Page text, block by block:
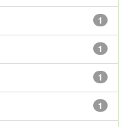
1
1
1
1